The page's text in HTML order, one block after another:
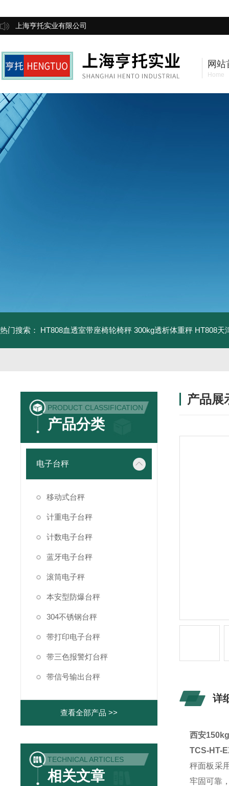
上海亨托实业有限公司
网站
Home
热门搜索： HT808血透室带座椅轮椅秤 300kg透析体重秤 HT808天
PRODUCT CLASSIFICATION
产品分类
电子台秤
移动式台秤
计重电子台秤
计数电子台秤
蓝牙电子台秤
滚筒电子秤
本安型防爆台秤
304不锈钢台秤
带打印电子台秤
带三色报警灯台秤
带信号输出台秤
查看全部产品 >>
TECHNICAL ARTICLES
相关文章
产品展
详
西安
TCS-HT-
秤面板采
牢固可靠